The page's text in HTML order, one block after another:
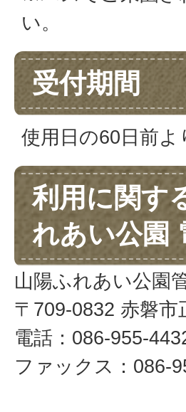
い。
受付期間
使用日の60日前よ
利用に関す
れあい公園
山陽ふれあい公園
〒709-0832 赤磐市
電話：086-955-
ファックス：086-